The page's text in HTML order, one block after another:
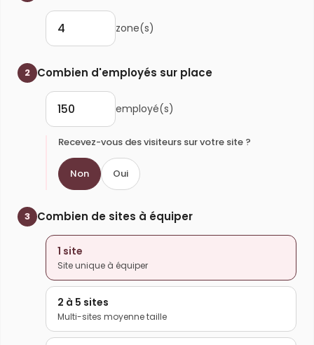
zone(s)
2 Combien d'employés sur place
employé(s)
Recevez-vous des visiteurs sur votre site ?
Non Oui
3 Combien de sites à équiper
1 site
Site unique à équiper
2 à 5 sites
Multi-sites moyenne taille